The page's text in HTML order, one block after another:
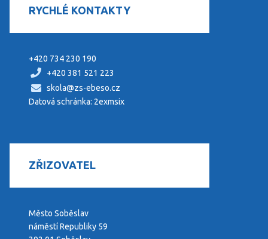
RYCHLÉ KONTAKTY
+420 734 230 190
+420 381 521 223
skola@zs-ebeso.cz
Datová schránka: 2exmsix
ZŘIZOVATEL
Město Soběslav
náměstí Republiky 59